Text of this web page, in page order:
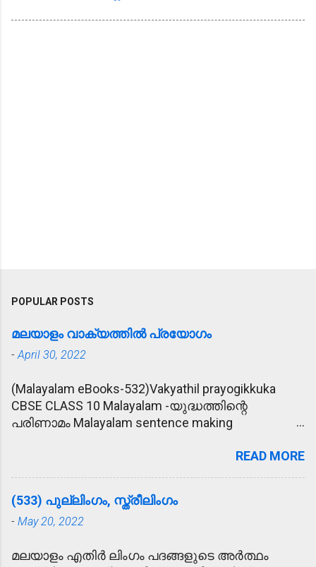
POPULAR POSTS
മലയാളം വാക്യത്തിൽ പ്രയോഗം
-April 30, 2022
(Malayalam eBooks-532)Vakyathil prayogikkuka
CBSE CLASS 10 Malayalam -യുദ്ധത്തിന്റെ
പരിണാമം Malayalam sentence making
ഉദ്യോഗസ്ഥനെ പ്രീണിപ്പിക്കാൻ ശ്രമിച്ചു. 2.
മോഹാലസ്യപ്പെടുക - മകന്റെ അപകട വാർത്ത
കേട്ട് അമ്മ മോഹാലസ്യപ്പെട്ടു. 3. ഹൃദയോന്നതി -
കൂട്ടുകാരുടെ ഹൃദയോന്നതി മൂലം രാമുവിന്
ഓട്ടമൽസരത്തിൽ സമ്മാനം കിട്ടിയ രാമുവിനെ
READ MORE
(533) പുല്ലിംഗം, സ്ത്രീലിംഗം
- May 20, 2022
മലയാളം എതിർ ലിംഗം പദങ്ങളുടെ അർത്ഥം